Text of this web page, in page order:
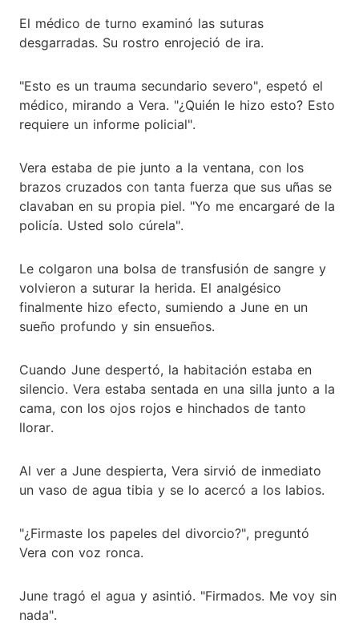
El médico de turno examinó las suturas
desgarradas. Su rostro enrojeció de ira.
"Esto es un trauma secundario severo", espetó el
médico, mirando a Vera. "¿Quién le hizo esto? Esto
requiere un informe policial".
Vera estaba de pie junto a la ventana, con los
brazos cruzados con tanta fuerza que sus uñas se
clavaban en su propia piel. "Yo me encargaré de la
policía. Usted solo cúrela".
Le colgaron una bolsa de transfusión de sangre y
volvieron a suturar la herida. El analgésico
finalmente hizo efecto, sumiendo a June en un
sueño profundo y sin ensueños.
Cuando June despertó, la habitación estaba en
silencio. Vera estaba sentada en una silla junto a la
cama, con los ojos rojos e hinchados de tanto
llorar.
Al ver a June despierta, Vera sirvió de inmediato
un vaso de agua tibia y se lo acercó a los labios.
"¿Firmaste los papeles del divorcio?", preguntó
Vera con voz ronca.
June tragó el agua y asintió. "Firmados. Me voy sin
nada".